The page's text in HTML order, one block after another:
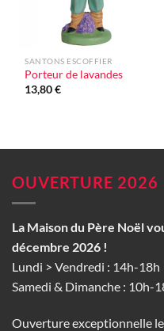
SANTONS ESCOFFIER
Porteur de lavandes
13,80€
OUVERTURE 2026
La Maison du Père Noël
décembre 2026 !
Lundi > Vendredi : 14h-18h
Samedi & Dimanche : 10h-
Ouverture exceptionnelle